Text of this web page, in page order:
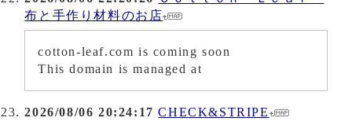
布と手作り材料のお店
cotton-leaf.com is coming soon
This domain is managed at
2026/08/06 20:24:17 CHECK&STRIPE